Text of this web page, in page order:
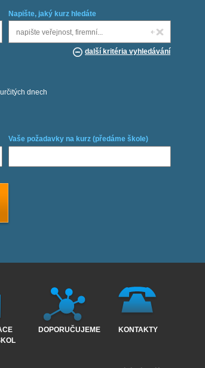
Napište, jaký kurz hledáte
další kritéria vyhledávání
dnech
Vaše požadavky na kurz (předáme škole)
DOPORUČUJEME KONTAKTY